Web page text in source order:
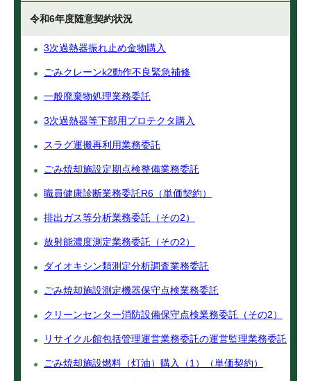
令和6年度随意契約状況
3次過熱器振れ止め金物購入
ごみクレーンk2動作不良緊急補修
一般廃棄物処理業務委託
3次過熱器等下部用プロテクタ購入
スラグ運搬再利用業務委託
ごみ焼却施設定期点検整備業務委託
職員健康診断業務委託R6（単価契約）
排出ガス等分析業務委託（その2）
放射能濃度測定業務委託（その2）
ダイオキシン類測定分析調査業務委託
ごみ焼却施設測定機器保守点検業務委託
クリーンセンター消防設備保守点検業務委託（その2）
リサイクル館包括管理運営業務委託の運営監理業務委託
ごみ焼却施設燃料（灯油）購入（1）（単価契約）